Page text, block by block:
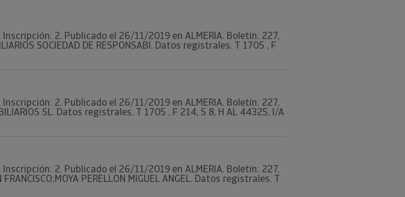
2. Publicado el 26/11/2019 en ALMERIA. Boletín: 227,
SOCIEDAD DE RESPONSABI. Datos registrales. T 1705 , F
2. Publicado el 26/11/2019 en ALMERIA. Boletín: 227,
SL. Datos registrales. T 1705 , F 214, S 8, H AL 44325, I/A
2. Publicado el 26/11/2019 en ALMERIA. Boletín: 227,
PERELLON MIGUEL ANGEL. Datos registrales. T